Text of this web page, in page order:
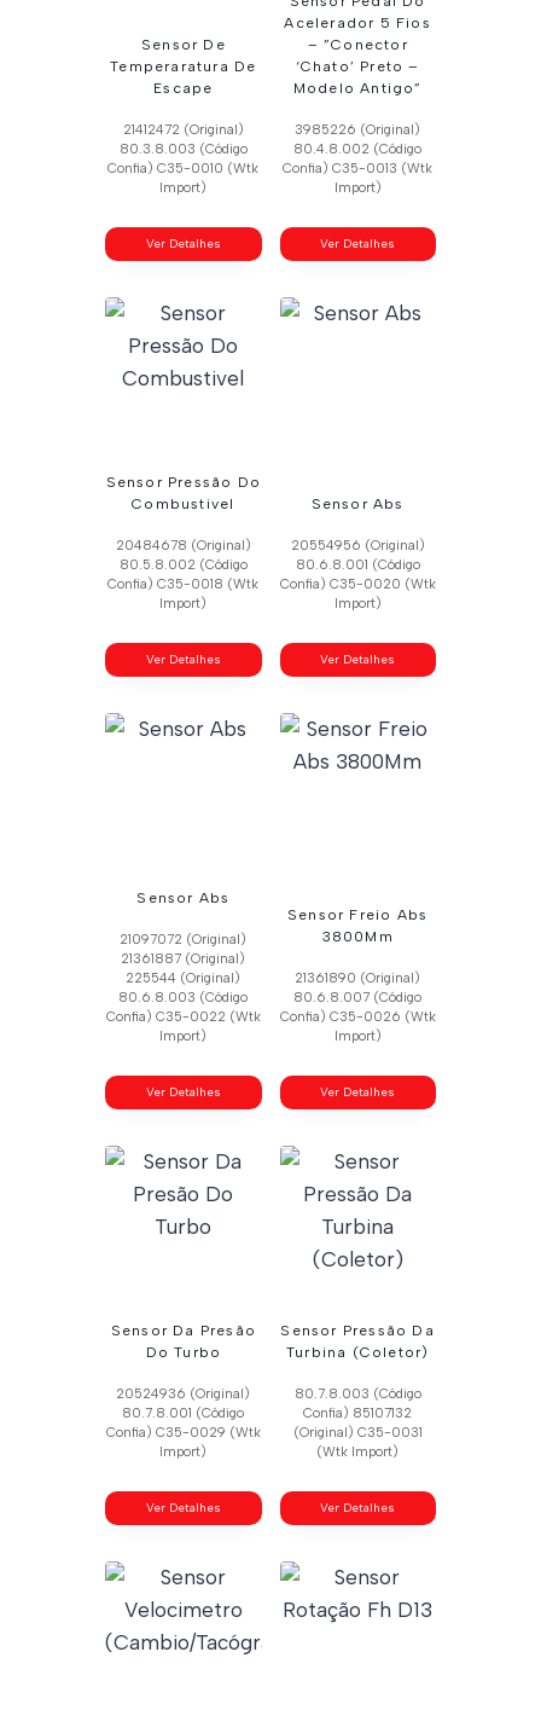
Sensor De
Temperaratura De
Escape
21412472 (Original)
80.3.8.003 (Código
Confia) C35-0010 (Wtk
Import)
Ver Detalhes
Acelerador 5 Fios
– ”Conector
‘Chato’ Preto –
Modelo Antigo”
3985226 (Original)
80.4.8.002 (Código
Confia) C35-0013 (Wtk
Import)
Ver Detalhes
Sensor Pressão Do
Combustivel
20484678 (Original)
80.5.8.002 (Código
Confia) C35-0018 (Wtk
Import)
Ver Detalhes
Sensor Abs
20554956 (Original)
80.6.8.001 (Código
Confia) C35-0020 (Wtk
Import)
Ver Detalhes
Sensor Abs
21097072 (Original)
21361887 (Original)
225544 (Original)
80.6.8.003 (Código
Confia) C35-0022 (Wtk
Import)
Ver Detalhes
Sensor Freio Abs
3800Mm
21361890 (Original)
80.6.8.007 (Código
Confia) C35-0026 (Wtk
Import)
Ver Detalhes
Sensor Da Presão
Do Turbo
20524936 (Original)
80.7.8.001 (Código
Confia) C35-0029 (Wtk
Import)
Ver Detalhes
Sensor Pressão Da
Turbina (Coletor)
80.7.8.003 (Código
Confia) 85107132
(Original) C35-0031
(Wtk Import)
Ver Detalhes